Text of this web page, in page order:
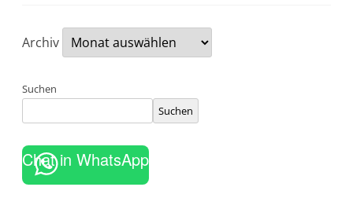
Archiv
Suchen
Suchen
Chat in WhatsApp